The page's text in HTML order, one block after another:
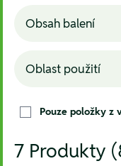
Obsah balení
Oblast použití
Pouze položky z
7 Produkty